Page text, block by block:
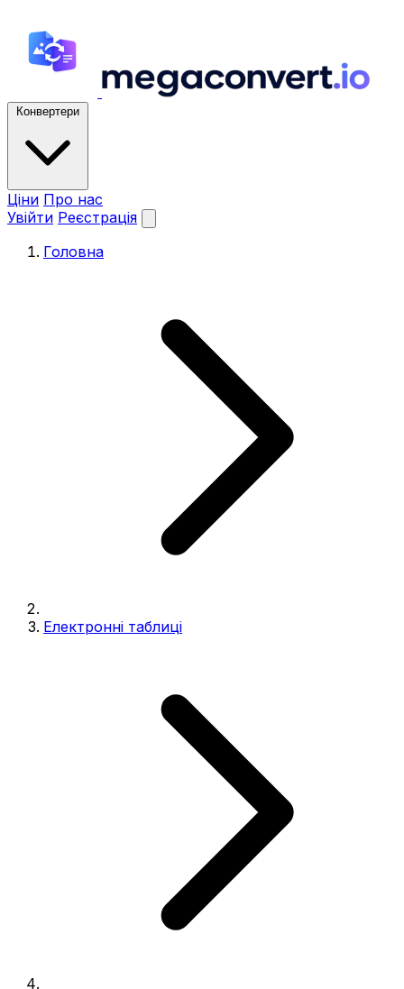
Конвертери
Ціни Про нас
Увійти Реєстрація
Головна
Електронні таблиці